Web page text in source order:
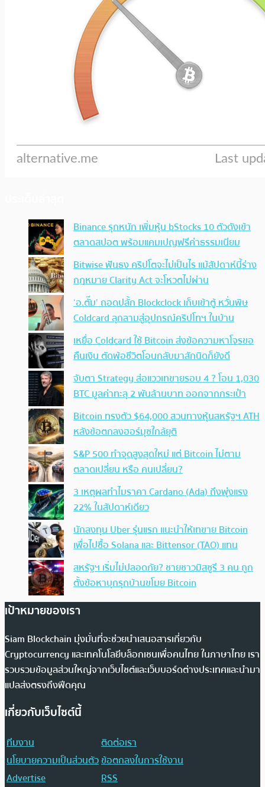
Binance รุกหนัก เพิ่มหุ้น bStocks 10 ตัวดังเข้า
ตลาดสปอต พร้อมแคมเปญฟรีค่าธรรมเนียม
Bitwise ฟันธง คริปโตจะไม่เป็นไร แม้สัปดาห์นี้ร่าง
กฎหมาย Clarity Act จะโหวตไม่ผ่าน
‘อ.ตั๊ม’ ถอดปลั้ก Blockclock เก็บเข้าตู้ หวั่นพิษ
Coldcard ลุกลามสู่อุปกรณ์คริปโทฯ ในบ้าน
เหยื่อ Coldcard ใช้ Bitcoin ส่งข้อความหาโจรขอ
คืนเงิน ตัดพ้อชีวิตโอนกลับมาสักนิดก็ยังดี
จับตา Strategy ส่อแววเทขายรอบ 4 ? โอน 1,030
BTC มูลค่าทะลุ 2 พันล้านบาท ออกจากกระเป๋า
Bitcoin ทรงตัว $64,000 สวนทางหุ้นสหรัฐฯ ATH
หลังข้อตกลงฮอร์มุซใกล้ยุติ
S&P 500 ทำจุดสูงสุดใหม่ แต่ Bitcoin ไม่ตาม
ตลาดเปลี่ยน หรือ คนเปลี่ยน?
3 เหตุผลทำไมราคา Cardano (Ada) ถึงพุ่งแรง
22% ในสัปดาห์เดียว
นักลงทุน Uber รุ่นแรก แนะนำให้เทขาย Bitcoin
เพื่อไปซื้อ Solana และ Bittensor (TAO) แทน
สหรัฐฯ เริ่มไม่ปลอดภัย? ชายชาวมิสซูรี 3 คน ถูก
ตั้งข้อหาบุกรุกบ้านขโมย Bitcoin
เป้าหมายของเรา
Siam Blockchain มุ่งมั่นที่จะช่วยนำเสนอสารเกี่ยวกับ
Cryptocurrency และเทคโนโลยีบล็อกเชนเพื่อคนไทย ในภาษาไทย เรา
รวบรวมข้อมูลส่วนใหญ่จากเว็บไซต์และเว็บบอร์ดต่างประเทศและนำมา
แปลส่งตรงถึงฟีดคุณ
เกี่ยวกับเว็บไซต์นี้
ทีมงาน
ติดต่อเรา
นโยบายความเป็นส่วนตัวข้อตกลงในการใช้งาน
Advertise
RSS